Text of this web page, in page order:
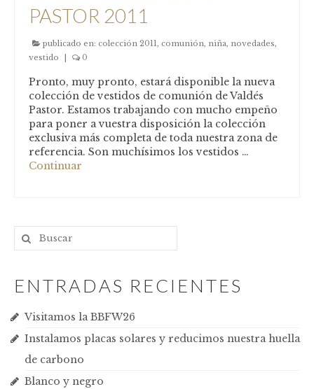
PASTOR 2011
publicado en: colección 2011, comunión, niña, novedades,
vestido
0
Pronto, muy pronto, estará disponible la nueva
colección de vestidos de comunión de Valdés
Pastor. Estamos trabajando con mucho empeño
para poner a vuestra disposición la colección
exclusiva más completa de toda nuestra zona de
referencia. Son muchísimos los vestidos …
Continuar
ENTRADAS RECIENTES
Visitamos la BBFW26
Instalamos placas solares y reducimos nuestra huella
de carbono
Blanco y negro